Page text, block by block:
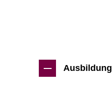
Ausbildung